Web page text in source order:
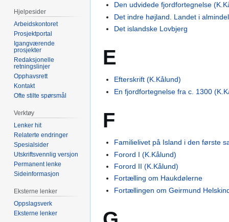
Den udvidede fjordfortegnelse
Det indre højland. Landet i
Det islandske Lovbjerg
E
Efterskrift (K.Kålund)
En fjordfortegnelse fra c. 1300
F
Familielivet på Island i den første
Forord I (K.Kålund)
Forord II (K.Kålund)
Fortælling om Haukdølerne
Fortællingen om Geirmund
Hjelpesider
Arbeidskontoret
Prosjektportal
Igangværende
prosjekter
Redaksjonelle
retningslinjer
Opphavsrett
Kontakt
Ofte stilte spørsmål
Verktøy
Lenker hit
Relaterte endringer
Spesialsider
Utskriftsvennlig versjon
Permanent lenke
Sideinformasjon
Eksterne lenker
Oppslagsverk
Eksterne lenker